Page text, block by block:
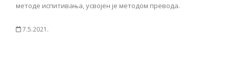
методе испитивања, усвојен је методом превода.
7.5.2021.